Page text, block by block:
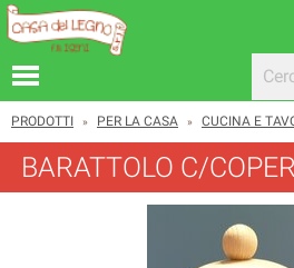
PRODOTTI » PER LA CASA » CUCINA E
BARATTOLO C/